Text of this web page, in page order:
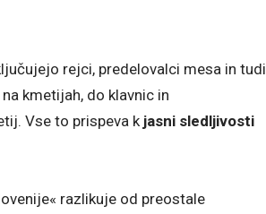
rejci, predelovalci mesa in tudi
kmetijah, do klavnic in
Vse to prispeva k jasni sledljivosti
razlikuje od preostale